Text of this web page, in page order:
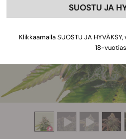
SUOSTU JA
Klikkaamalla SUOSTU JA
18-